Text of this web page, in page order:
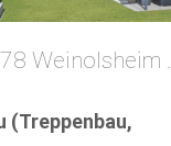
Weinolsheim .
(Treppenbau,